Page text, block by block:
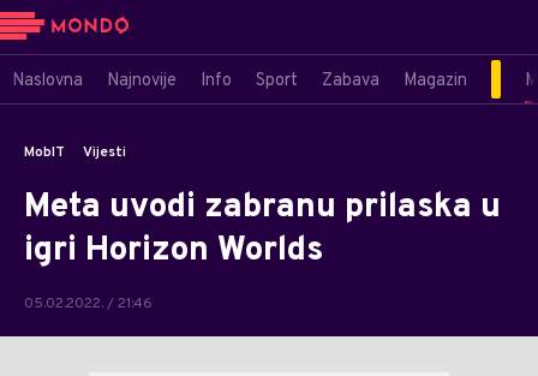
Naslovna Najnovije Info Sport Zabava Magazin
MobIT Vijesti
Meta uvodi zabranu prilaska u
igri Horizon Worlds
05.02.2022. / 21:46